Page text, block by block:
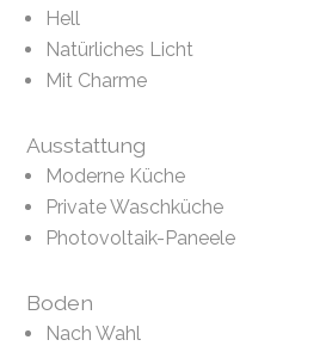
Hell
Natürliches Licht
Mit Charme
Ausstattung
Moderne Küche
Private Waschküche
Photovoltaik-Paneele
Boden
Nach Wahl